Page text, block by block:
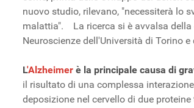
nuovo studio, rilevano, "necessiterà lo
malattia". La ricerca si è avvalsa della
Neuroscienze dell'Università di Torino
L'Alzheimer è la principale causa di
il risultato di una complessa
deposizione nel cervello di due